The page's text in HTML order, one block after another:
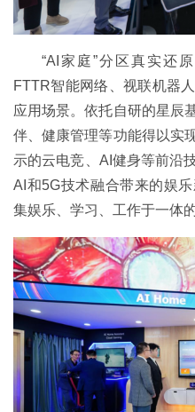
“AI家庭”分区真实还
FTTR智能网络、视联机器
应用场景。依托自研的星辰
伴、健康管理等功能得以实
示的云电竞、AI健身等前沿
AI和5G技术融合带来的娱
集娱乐、学习、工作于一体